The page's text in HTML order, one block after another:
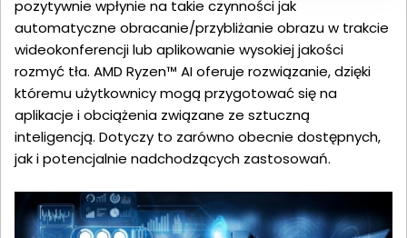
pozytywnie wpłynie na takie czynności jak
automatyczne obracanie/przybliżanie obrazu w trakcie
wideokonferencji lub aplikowanie wysokiej jakości
rozmyć tła. AMD Ryzen™ AI oferuje rozwiązanie, dzięki
któremu użytkownicy mogą przygotować się na
aplikacje i obciążenia związane ze sztuczną
inteligencją. Dotyczy to zarówno obecnie dostępnych,
jak i potencjalnie nadchodzących zastosowań.